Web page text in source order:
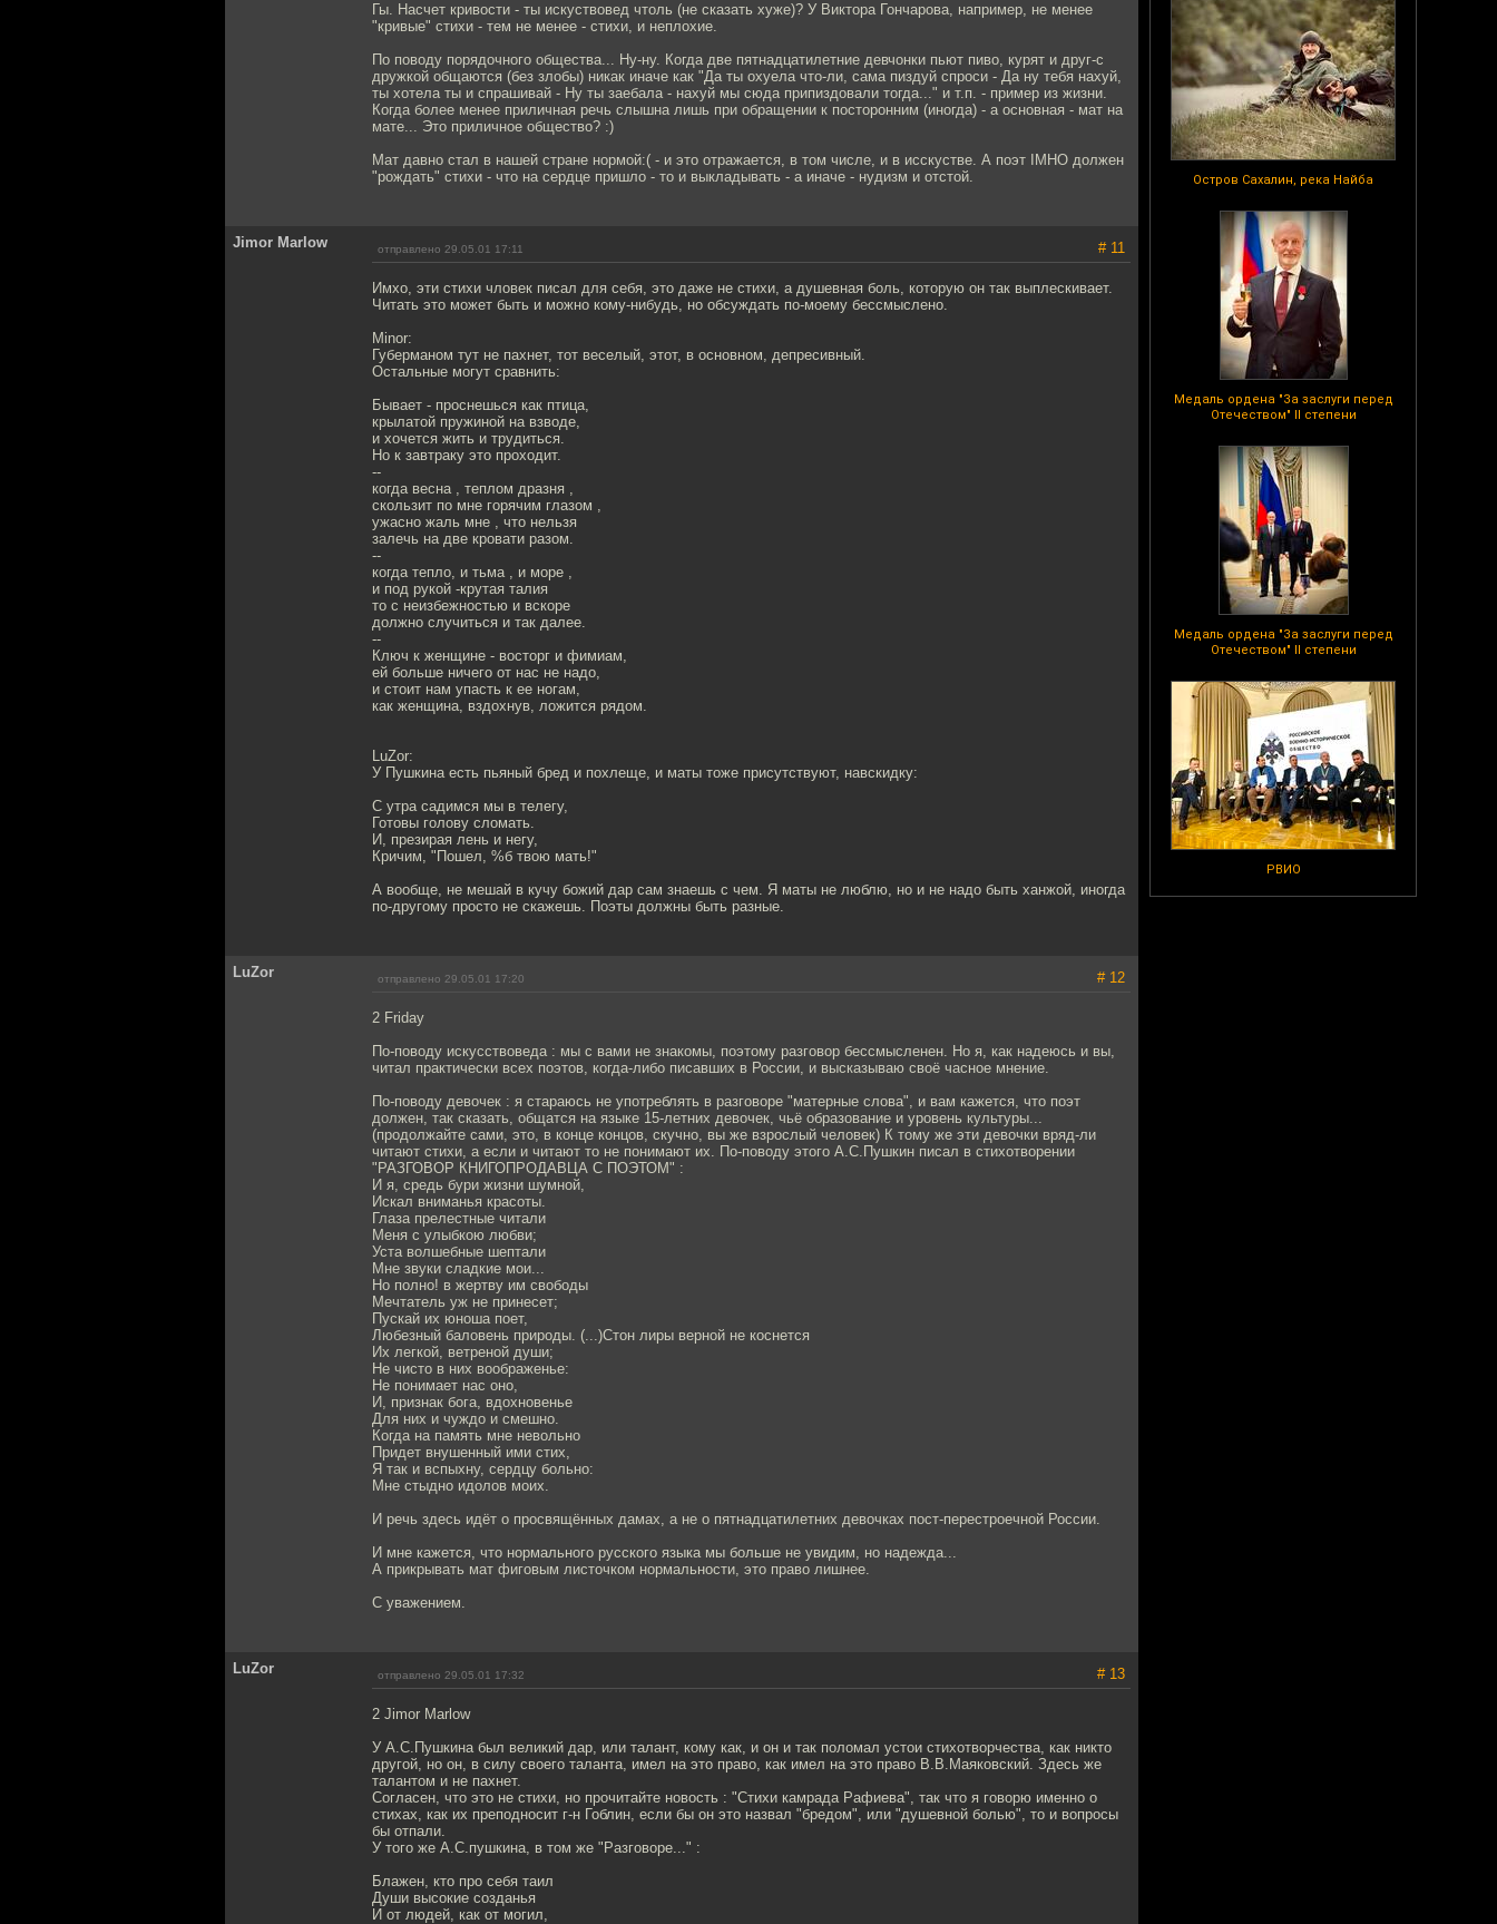
Остров Сахалин, река Найба
Медаль ордена "За заслуги перед
Отечеством" II степени
Медаль ордена "За заслуги перед
Отечеством" II степени
РВИО
Гы. Насчет кривости - ты искуствовед чтоль (не сказать хуже)? У Виктора Гончарова, например, не менее
"кривые" стихи - тем не менее - стихи, и неплохие.
По поводу порядочного общества... Ну-ну. Когда две пятнадцатилетние девчонки пьют пиво, курят и друг-с
дружкой общаются (без злобы) никак иначе как "Да ты охуела что-ли, сама пиздуй спроси - Да ну тебя нахуй,
ты хотела ты и спрашивай - Ну ты заебала - нахуй мы сюда припиздовали тогда..." и т.п. - пример из жизни.
Когда более менее приличная речь слышна лишь при обращении к посторонним (иногда) - а основная - мат на
мате... Это приличное общество? :)
Мат давно стал в нашей стране нормой:( - и это отражается, в том числе, и в исскустве. А поэт IMHO должен
"рождать" стихи - что на сердце пришло - то и выкладывать - а иначе - нудизм и отстой.
Jimor Marlow отправлено 29.05.01 17:11 # 11
Имхо, эти стихи чловек писал для себя, это даже не стихи, а душевная боль, которую он так выплескивает.
Читать это может быть и можно кому-нибудь, но обсуждать по-моему бессмыслено.
Minor:
Губерманом тут не пахнет, тот веселый, этот, в основном, депресивный.
Остальные могут сравнить:
Бывает - проснешься как птица,
крылатой пружиной на взводе,
и хочется жить и трудиться.
Но к завтраку это проходит.
--
когда весна , теплом дразня ,
скользит по мне горячим глазом ,
ужасно жаль мне , что нельзя
залечь на две кровати разом.
--
когда тепло, и тьма , и море ,
и под рукой -крутая талия
то с неизбежностью и вскоре
должно случиться и так далее.
--
Ключ к женщине - восторг и фимиам,
ей больше ничего от нас не надо,
и стоит нам упасть к ее ногам,
как женщина, вздохнув, ложится рядом.
LuZor:
У Пушкина есть пьяный бред и похлеще, и маты тоже присутствуют, навскидку:
С утра садимся мы в телегу,
Готовы голову сломать.
И, презирая лень и негу,
Кричим, "Пошел, %б твою мать!"
А вообще, не мешай в кучу божий дар сам знаешь с чем. Я маты не люблю, но и не надо быть ханжой, иногда
по-другому просто не скажешь. Поэты должны быть разные.
LuZor отправлено 29.05.01 17:20 # 12
2 Friday
По-поводу искусствоведа : мы с вами не знакомы, поэтому разговор бессмысленен. Но я, как надеюсь и вы,
читал практически всех поэтов, когда-либо писавших в России, и высказываю своё часное мнение.
По-поводу девочек : я стараюсь не употреблять в разговоре "матерные слова", и вам кажется, что поэт
должен, так сказать, общатся на языке 15-летних девочек, чьё образование и уровень культуры...
(продолжайте сами, это, в конце концов, скучно, вы же взрослый человек) К тому же эти девочки вряд-ли
читают стихи, а если и читают то не понимают их. По-поводу этого А.С.Пушкин писал в стихотворении
"РАЗГОВОР КНИГОПРОДАВЦА С ПОЭТОМ" :
И я, средь бури жизни шумной,
Искал вниманья красоты.
Глаза прелестные читали
Меня с улыбкою любви;
Уста волшебные шептали
Мне звуки сладкие мои...
Но полно! в жертву им свободы
Мечтатель уж не принесет;
Пускай их юноша поет,
Любезный баловень природы. (...)Стон лиры верной не коснется
Их легкой, ветреной души;
Не чисто в них воображенье:
Не понимает нас оно,
И, признак бога, вдохновенье
Для них и чуждо и смешно.
Когда на память мне невольно
Придет внушенный ими стих,
Я так и вспыхну, сердцу больно:
Мне стыдно идолов моих.
И речь здесь идёт о просвящённых дамах, а не о пятнадцатилетних девочках пост-перестроечной России.
И мне кажется, что нормального русского языка мы больше не увидим, но надежда...
А прикрывать мат фиговым листочком нормальности, это право лишнее.
С уважением.
LuZor отправлено 29.05.01 17:32 # 13
2 Jimor Marlow
У А.С.Пушкина был великий дар, или талант, кому как, и он и так поломал устои стихотворчества, как никто
другой, но он, в силу своего таланта, имел на это право, как имел на это право В.В.Маяковский. Здесь же
талантом и не пахнет.
Согласен, что это не стихи, но прочитайте новость : "Стихи камрада Рафиева", так что я говорю именно о
стихах, как их преподносит г-н Гоблин, если бы он это назвал "бредом", или "душевной болью", то и вопросы
бы отпали.
У того же А.С.пушкина, в том же "Разговоре..." :
Блажен, кто про себя таил
Души высокие созданья
И от людей, как от могил,